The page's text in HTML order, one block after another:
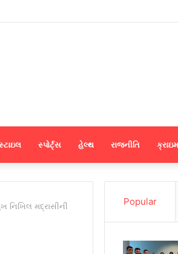
કમ્યુનિકેશન’નો શુભારંભ
સ્પોર્ટ્સ હેલ્થ રાજનીતિ ક્રાઇમ
નિખિલ મદ્રાસીની
Popular